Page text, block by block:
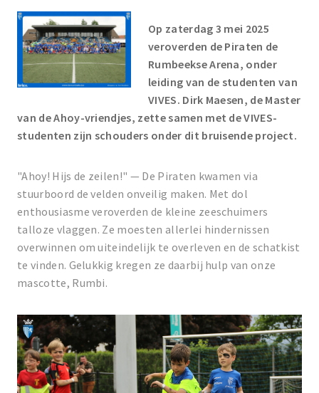
Op zaterdag 3 mei 2025
veroverden de Piraten de
Rumbeekse Arena, onder
leiding van de studenten van
VIVES. Dirk Maesen, de Master
van de Ahoy-vriendjes, zette samen met de VIVES-
studenten zijn schouders onder dit bruisende project.
"Ahoy! Hijs de zeilen!" — De Piraten kwamen via
stuurboord de velden onveilig maken. Met dol
enthousiasme veroverden de kleine zeeschuimers
talloze vlaggen. Ze moesten allerlei hindernissen
overwinnen om uiteindelijk te overleven en de schatkist
te vinden. Gelukkig kregen ze daarbij hulp van onze
mascotte, Rumbi.